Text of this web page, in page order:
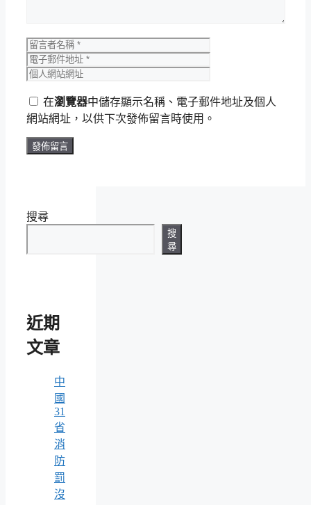
留
言
者
名
稱
件
網
站
在瀏覽器中儲存顯示名稱、電子郵件地址及個人
網站網址，以供下次發佈留言時使用。
搜尋
搜
尋
近期
文章
中
國
31
省
消
防
罰
沒